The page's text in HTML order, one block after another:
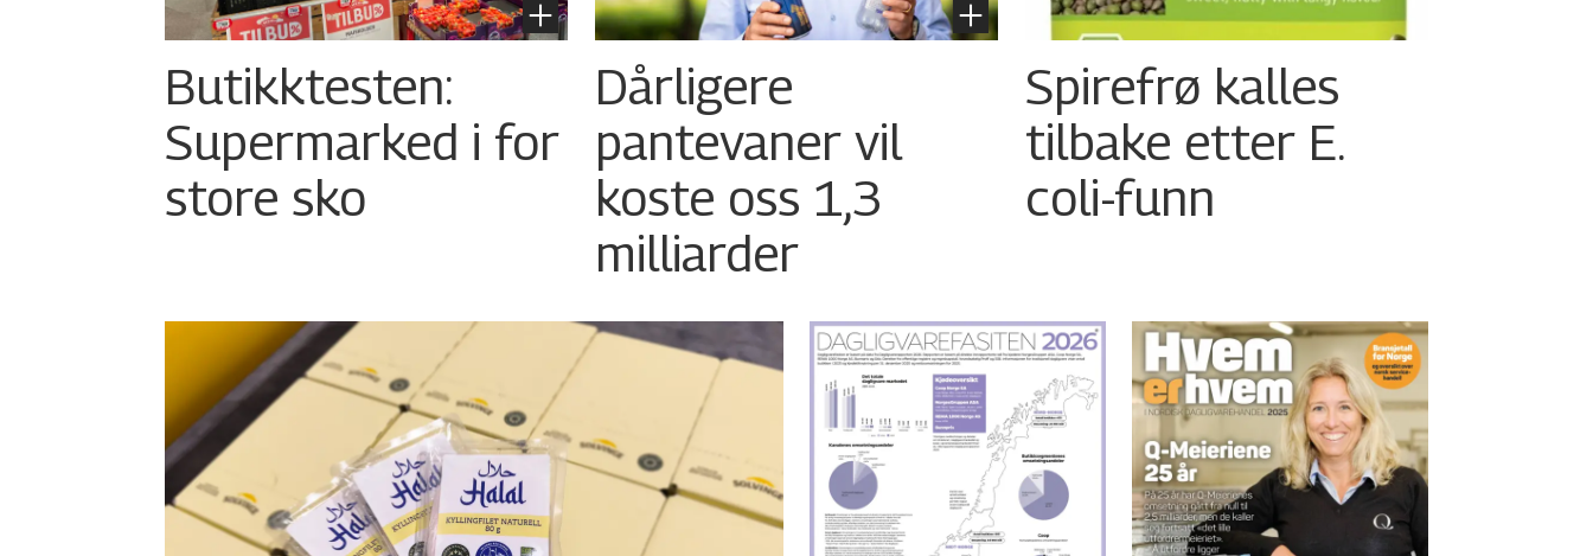
Butikktesten:
Supermarked i for
store sko
Dårligere
pantevaner vil
koste oss 1,3
milliarder
Spirefrø kalles
tilbake etter E.
coli-funn